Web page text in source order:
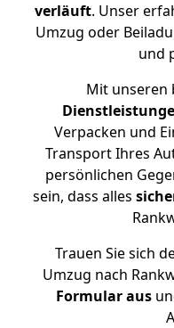
verläuft. Unser
Umzug oder
und
Mit unseren
Verpacken und
Transport Ihres
persönlichen
sein, dass alles
Trauen Sie sich
Umzug nach
Formular aus